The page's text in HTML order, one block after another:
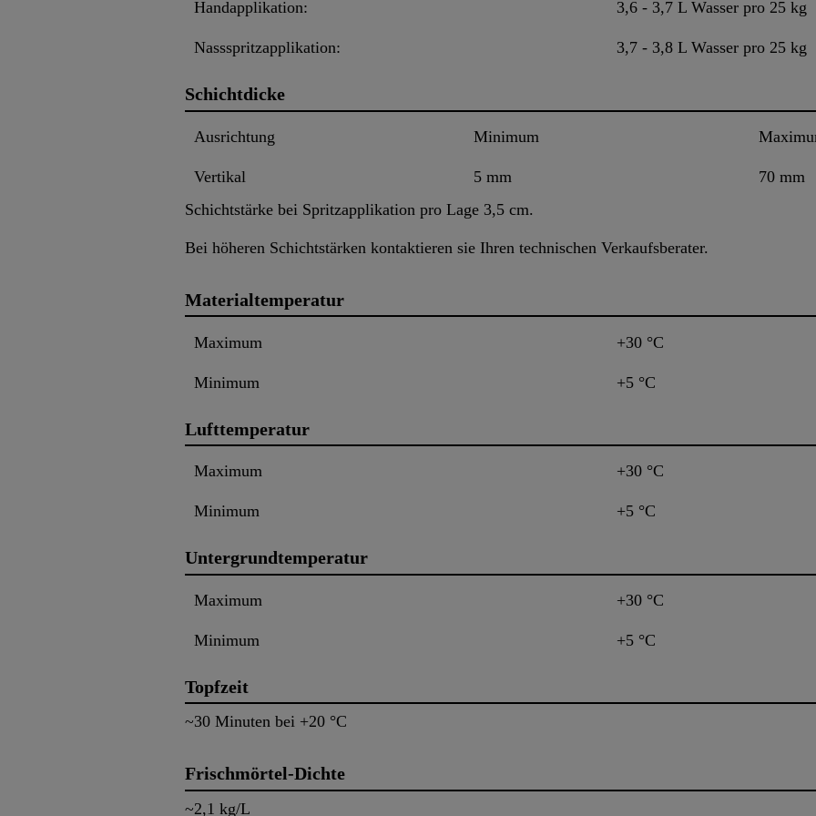
Handapplikation: 3,6 - 3,7 L Wasser pro 25 kg
Nassspritzapplikation: 3,7 - 3,8 L Wasser pro 25 kg
Schichtdicke
Ausrichtung Minimum
Vertikal 5 mm
70 mm
Schichtstärke bei Spritzapplikation pro Lage 3,5 cm.
Bei höheren Schichtstärken kontaktieren sie Ihren technischen Verkaufsberater.
Materialtemperatur
Maximum +30 °C
Minimum +5 °C
Lufttemperatur
Maximum +30 °C
Minimum +5 °C
Untergrundtemperatur
Maximum +30 °C
Minimum +5 °C
Topfzeit
~30 Minuten bei +20 °C
Frischmörtel-Dichte
~2,1 kg/L